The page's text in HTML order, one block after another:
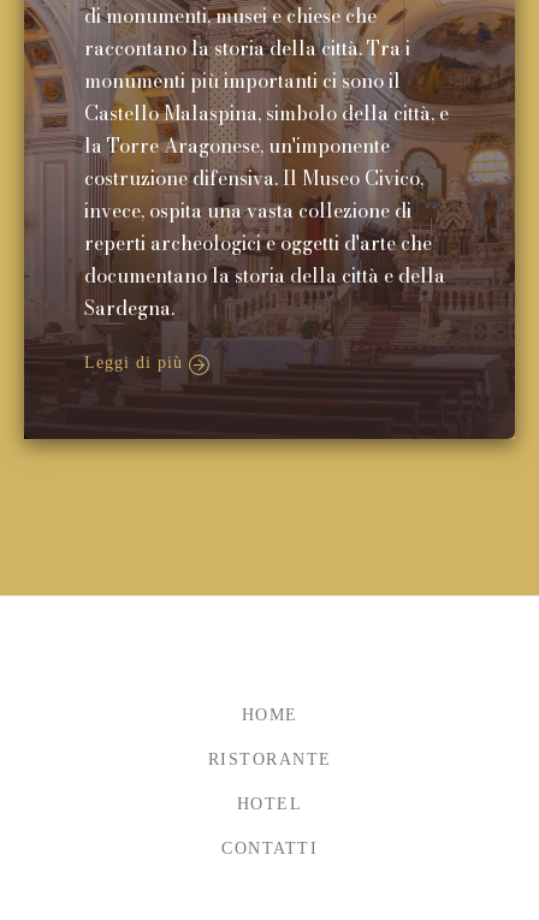
di monumenti, musei e chiese che
raccontano la storia della città. Tra i
monumenti più importanti ci sono il
Castello Malaspina, simbolo della città, e
la Torre Aragonese, un'imponente
costruzione difensiva. Il Museo Civico,
invece, ospita una vasta collezione di
reperti archeologici e oggetti d'arte che
documentano la storia della città e della
Sardegna.
Leggi di più
HOME
RISTORANTE
HOTEL
CONTATTI